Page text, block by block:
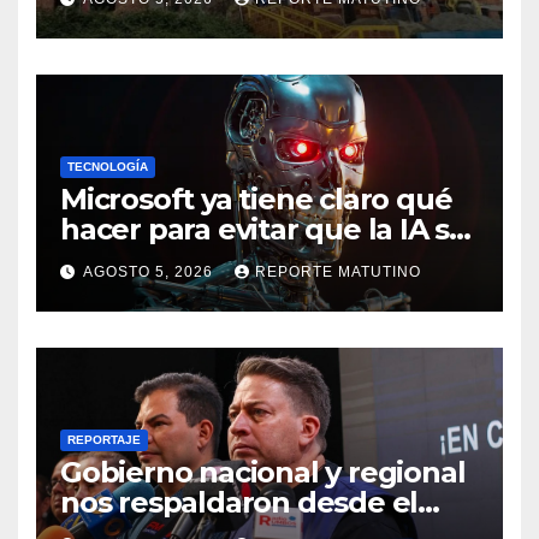
en La Guaira
TECNOLOGÍA
Microsoft ya tiene claro qué
hacer para evitar que la IA se
salga de control
AGOSTO 5, 2026 REPORTE MATUTINO
REPORTAJE
Gobierno nacional y regional
nos respaldaron desde el